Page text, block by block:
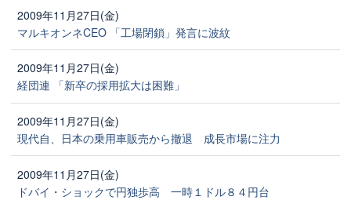
2009年11月27日(金)
マルキオンネCEO 「工場閉鎖」発言に波紋
2009年11月27日(金)
経団連 「新卒の採用拡大は困難」
2009年11月27日(金)
現代自、日本の乗用車販売から撤退 成長市場に注力
2009年11月27日(金)
ドバイ・ショックで円独歩高 一時１ドル８４円台